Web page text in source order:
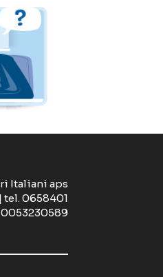
Italiani aps
tel. 0658401